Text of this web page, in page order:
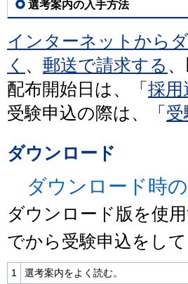
選考案内の入手方法
インターネットから
く 、 郵送で請求する
配布開始日は、「 採用
受験申込の際は、「 受
ダウンロード
ダウンロード時
ダウンロード版を使
でから受験申込をして
1 選考案内をよく読む。